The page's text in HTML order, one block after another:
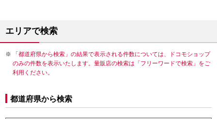
エリアで検索
「都道府県から検索」の結果で表示される件数については、ドコモショップ
のみの件数を表示いたします。量販店の検索は「フリーワードで検索」をご
利用ください。
都道府県から検索